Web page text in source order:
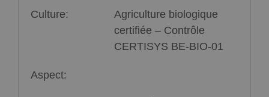
Culture:
Agriculture biologique
certifiée – Contrôle
CERTISYS BE-BIO-01
Aspect: